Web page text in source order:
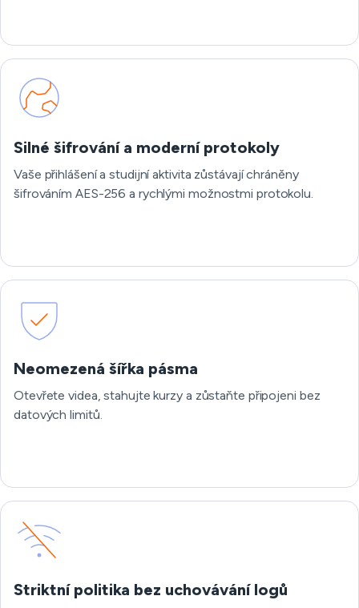
Silné šifrování a moderní protokoly
Vaše přihlášení a studijní aktivita zůstávají chráněny
šifrováním AES-256 a rychlými možnostmi protokolu.
Neomezená šířka pásma
Otevřete videa, stahujte kurzy a zůstaňte připojeni bez
datových limitů.
Striktní politika bez uchovávání logů